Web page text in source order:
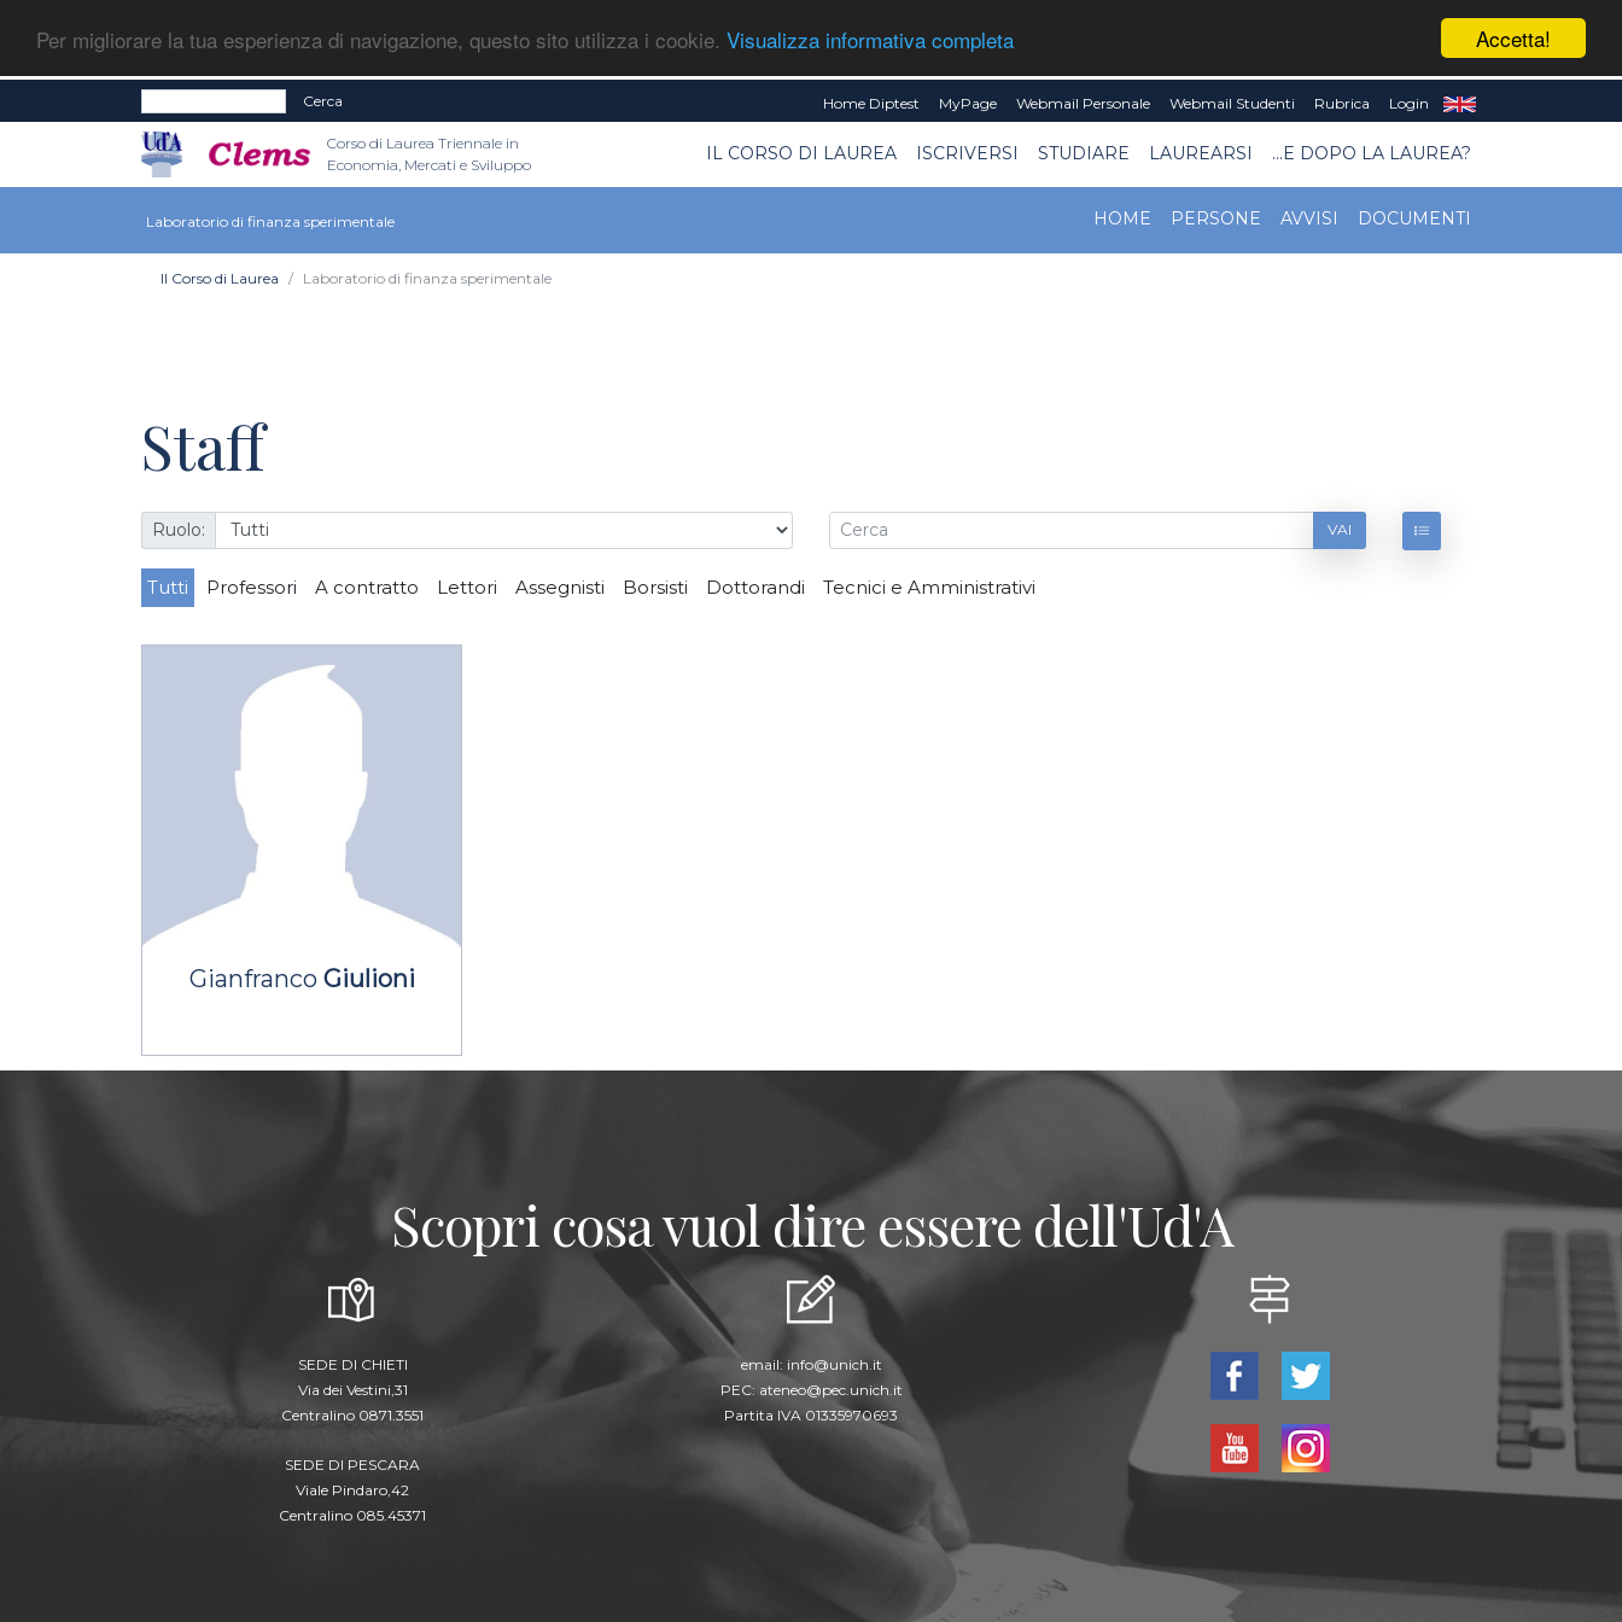
Accetta!
Per migliorare la tua esperienza di navigazione, questo sito utilizza i cookie. Visualizza informativa completa
Cerca Home Diptest MyPage Webmail Personale Webmail Studenti Rubrica Login
Corso di Laurea Triennale in
Economia, Mercati e Sviluppo
IL CORSO DI LAUREA ISCRIVERSI STUDIARE LAUREARSI ...E DOPO LA LAUREA?
Laboratorio di finanza sperimentale HOME PERSONE AVVISI DOCUMENTI
Il Corso di Laurea Laboratorio di finanza sperimentale
Staff
Ruolo: VAI
Tutti Professori A contratto Lettori Assegnisti Borsisti Dottorandi Tecnici e Amministrativi
Gianfranco Giulioni
Scopri cosa vuol dire essere dell'Ud'A
SEDE DI CHIETI
Via dei Vestini,31
Centralino 0871.3551
SEDE DI PESCARA
Viale Pindaro,42
Centralino 085.45371
email: info@unich.it
PEC: ateneo@pec.unich.it
Partita IVA 01335970693